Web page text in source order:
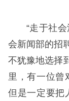
“走于社
会新闻部的招
不犹豫地选择
里，有一位曾
但是一定要把